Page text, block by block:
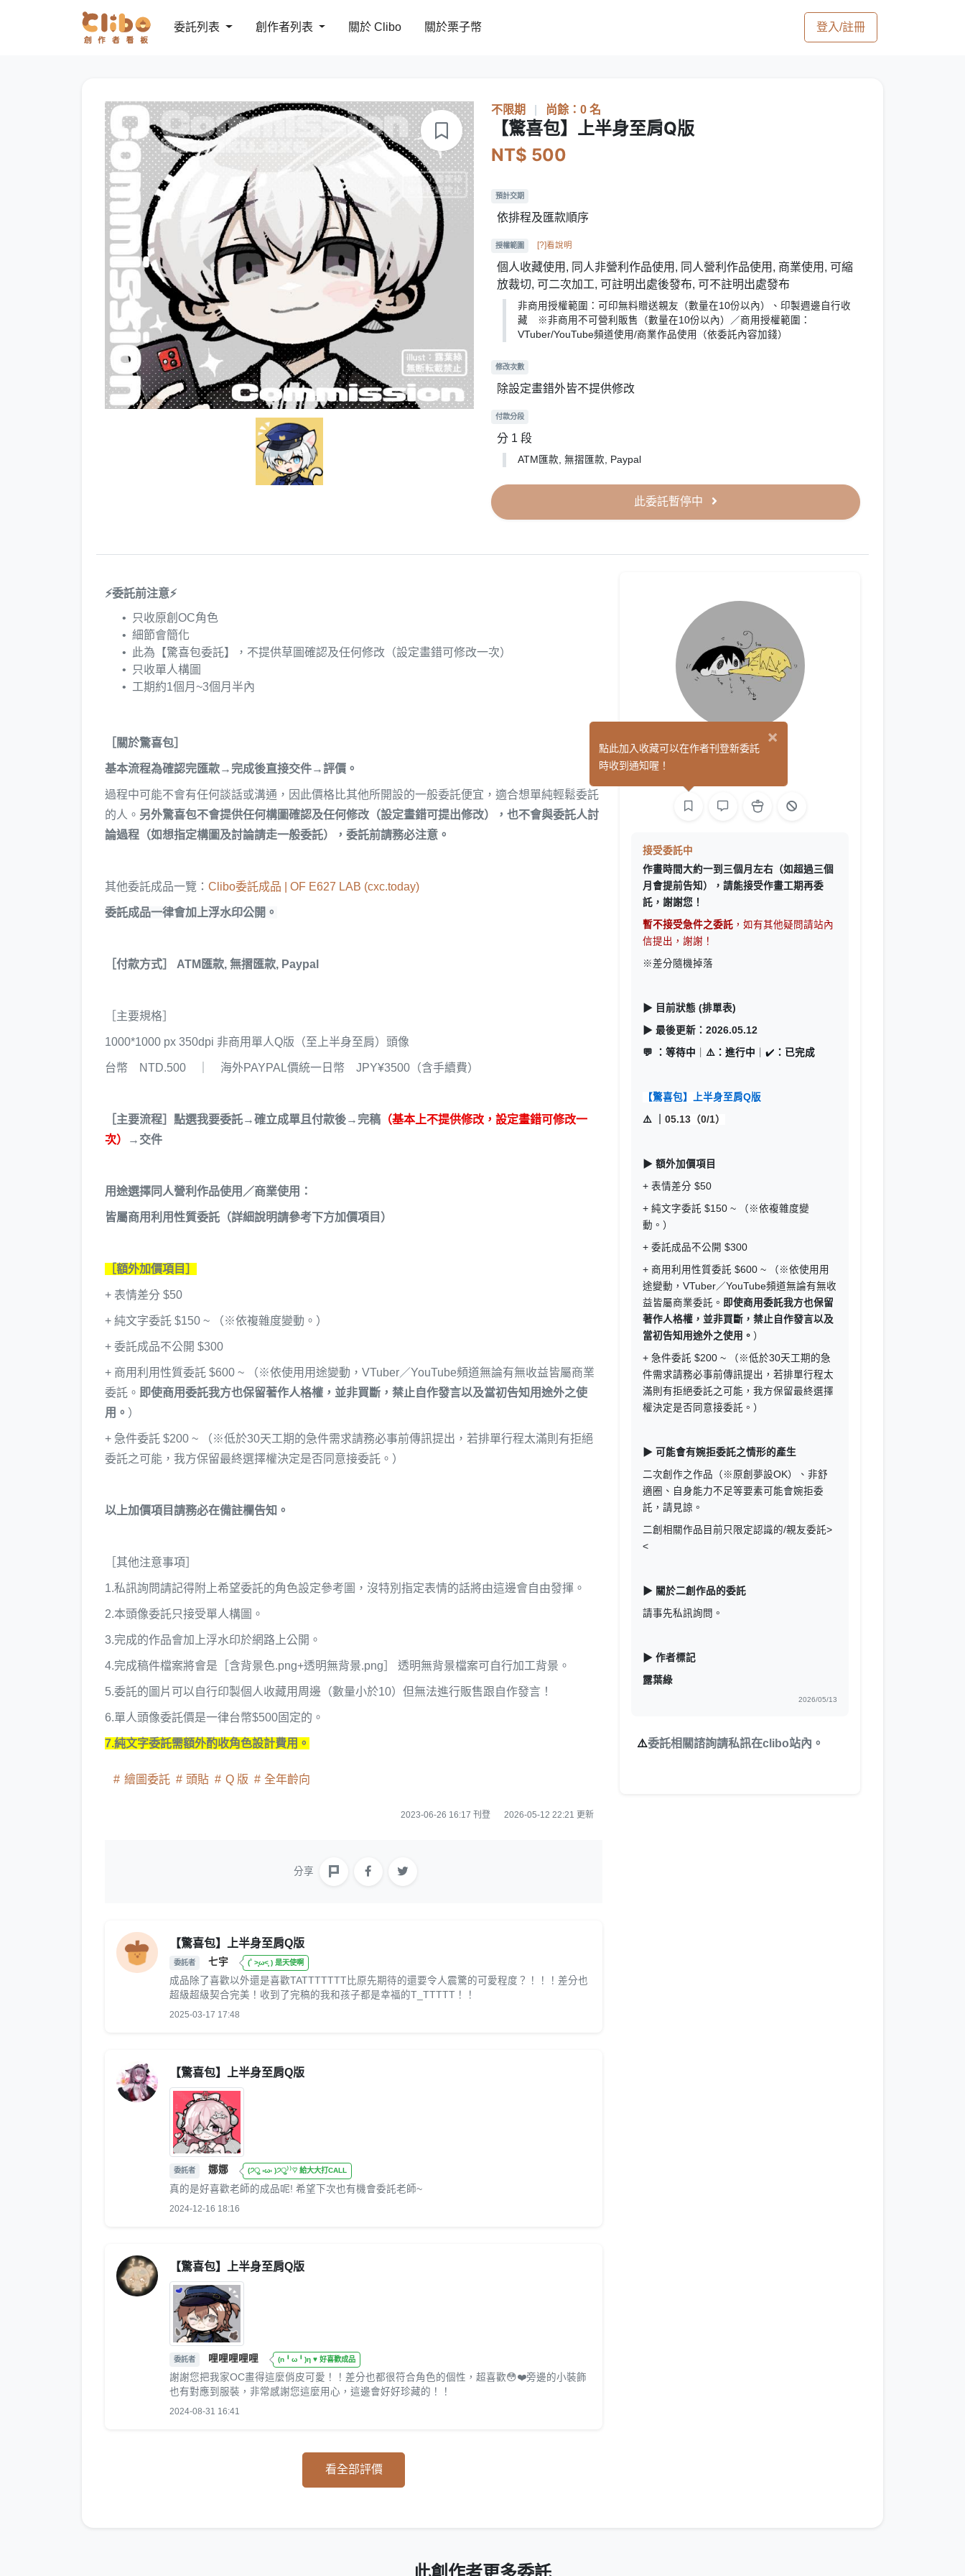
委託列表 創作者列表 關於 Clibo 關於栗子幣 登入/註冊
不限期 尚餘：0 名
【驚喜包】上半身至肩Q版
NT$ 500
預計交期
依排程及匯款順序
授權範圍 [?]看說明
個人收藏使用, 同人非營利作品使用, 同人營利作品使用, 商業使用, 可縮
放裁切, 可二次加工, 可註明出處後發布, 可不註明出處發布
非商用授權範圍：可印無料贈送親友（數量在10份以內）、印製週邊自行收
藏 ※非商用不可營利販售（數量在10份以內）／商用授權範圍：
VTuber/YouTube頻道使用/商業作品使用（依委託內容加錢）
修改次數
除設定畫錯外皆不提供修改
付款分段
分 1 段
ATM匯款, 無摺匯款, Paypal
此委託暫停中
⚡委託前注意⚡
只收原創OC角色
細節會簡化
此為【驚喜包委託】，不提供草圖確認及任何修改（設定畫錯可修改一次）
只收單人構圖
工期約1個月~3個月半內
［關於驚喜包］
基本流程為確認完匯款→完成後直接交件→評價。
過程中可能不會有任何談話或溝通，因此價格比其他所開設的一般委託便宜，適合想單純輕鬆委託
的人。 另外驚喜包不會提供任何構圖確認及任何修改（設定畫錯可提出修改），也不會與委託人討
論過程（如想指定構圖及討論請走一般委託），委託前請務必注意。
其他委託成品一覽： Clibo委託成品 | OF E627 LAB (cxc.today)
委託成品一律會加上浮水印公開。
［付款方式］ ATM匯款, 無摺匯款, Paypal
［主要規格］
1000*1000 px 350dpi 非商用單人Q版（至上半身至肩）頭像
台幣 NTD.500 ｜ 海外PAYPAL價統一日幣 JPY¥3500（含手續費）
［主要流程］點選我要委託→確立成單且付款後→完稿 （基本上不提供修改，設定畫錯可修改一
次）
→交件
用途選擇同人營利作品使用／商業使用：
皆屬商用利用性質委託（詳細說明請參考下方加價項目）
［額外加價項目］
+ 表情差分 $50
+ 純文字委託 $150 ~ （※依複雜度變動。）
+ 委託成品不公開 $300
+ 商用利用性質委託 $600 ~ （※依使用用途變動，VTuber／YouTube頻道無論有無收益皆屬商業
委託。 即使商用委託我方也保留著作人格權，並非買斷，禁止自作發言以及當初告知用途外之使
用。 ）
+ 急件委託 $200 ~ （※低於30天工期的急件需求請務必事前傳訊提出，若排單行程太滿則有拒絕
委託之可能，我方保留最終選擇權決定是否同意接委託。）
以上加價項目請務必在備註欄告知。
［其他注意事項］
1.私訊詢問請記得附上希望委託的角色設定參考圖，沒特別指定表情的話將由這邊會自由發揮。
2.本頭像委託只接受單人構圖。
3.完成的作品會加上浮水印於網路上公開。
4.完成稿件檔案將會是［含背景色.png+透明無背景.png］ 透明無背景檔案可自行加工背景。
5.委託的圖片可以自行印製個人收藏用周邊（數量小於10）但無法進行販售跟自作發言！
6.單人頭像委託價是一律台幣$500固定的。
7.純文字委託需額外酌收角色設計費用。
繪圖委託 頭貼 Q 版 全年齡向
2023-06-26 16:17 刊登 2026-05-12 22:21 更新
分享
【驚喜包】上半身至肩Q版
委託者 七宇 (˚ ˃̣̣̥ω˂̣̣̥ ) 是天使啊
成品除了喜歡以外還是喜歡TATTTTTTT比原先期待的還要令人震驚的可愛程度？！！！差分也
超級超級契合完美！收到了完稿的我和孩子都是幸福的T_TTTTT！！
2025-03-17 17:48
【驚喜包】上半身至肩Q版
委託者 娜娜 (੭ु ›ω‹ )੭ु⁾⁾♡ 給大大打CALL
真的是好喜歡老師的成品呢! 希望下次也有機會委託老師~
2024-12-16 18:16
【驚喜包】上半身至肩Q版
委託者 哩哩哩哩哩 (n╹ω╹)η ♥ 好喜歡成品
謝謝您把我家OC畫得這麼俏皮可愛！！差分也都很符合角色的個性，超喜歡😳❤️旁邊的小裝飾
也有對應到服裝，非常感謝您這麼用心，這邊會好好珍藏的！！
2024-08-31 16:41
看全部評價
露葉綠
接受委託中
作畫時間大約一到三個月左右（如超過三個
月會提前告知），請能接受作畫工期再委
託，謝謝您！
暫不接受急件之委託 ，如有其他疑問請站內
信提出，謝謝！
※差分隨機掉落
▶ 目前狀態 (排單表)
▶ 最後更新：2026.05.12
💬 ：等待中 ⚠️：進行中 ｜✔️ ：已完成
【驚喜包】上半身至肩Q版
⚠️ ｜05.13（0/1）
▶ 額外加價項目
+ 表情差分 $50
+ 純文字委託 $150 ~ （※依複雜度變
動。）
+ 委託成品不公開 $300
+ 商用利用性質委託 $600 ~ （※依使用用
途變動，VTuber／YouTube頻道無論有無收
益皆屬商業委託。 即使商用委託我方也保留
著作人格權，並非買斷，禁止自作發言以及
當初告知用途外之使用。）
+ 急件委託 $200 ~ （※低於30天工期的急
件需求請務必事前傳訊提出，若排單行程太
滿則有拒絕委託之可能，我方保留最終選擇
權決定是否同意接委託。）
▶ 可能會有婉拒委託之情形的產生
二次創作之作品（※原創夢設OK）、非舒
適圈、自身能力不足等要素可能會婉拒委
託，請見諒。
二創相關作品目前只限定認識的/親友委託>
<
▶ 關於二創作品的委託
請事先私訊詢問。
▶ 作者標記
露葉綠
2026/05/13
⚠️委託相關諮詢請私訊在clibo站內。
此創作者更多委託
×
點此加入收藏可以在作者刊登新委託
時收到通知喔！